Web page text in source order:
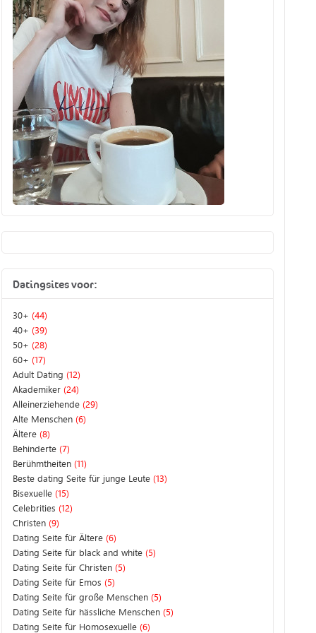
Datingsites voor:
30+ (44)
40+ (39)
50+ (28)
60+ (17)
Adult Dating (12)
Akademiker (24)
Alleinerziehende (29)
Alte Menschen (6)
Ältere (8)
Behinderte (7)
Berühmtheiten (11)
Beste dating Seite für junge Leute (13)
Bisexuelle (15)
Celebrities (12)
Christen (9)
Dating Seite für Ältere (6)
Dating Seite für black and white (5)
Dating Seite für Christen (5)
Dating Seite für Emos (5)
Dating Seite für große Menschen (5)
Dating Seite für hässliche Menschen (5)
Dating Seite für Homosexuelle (6)